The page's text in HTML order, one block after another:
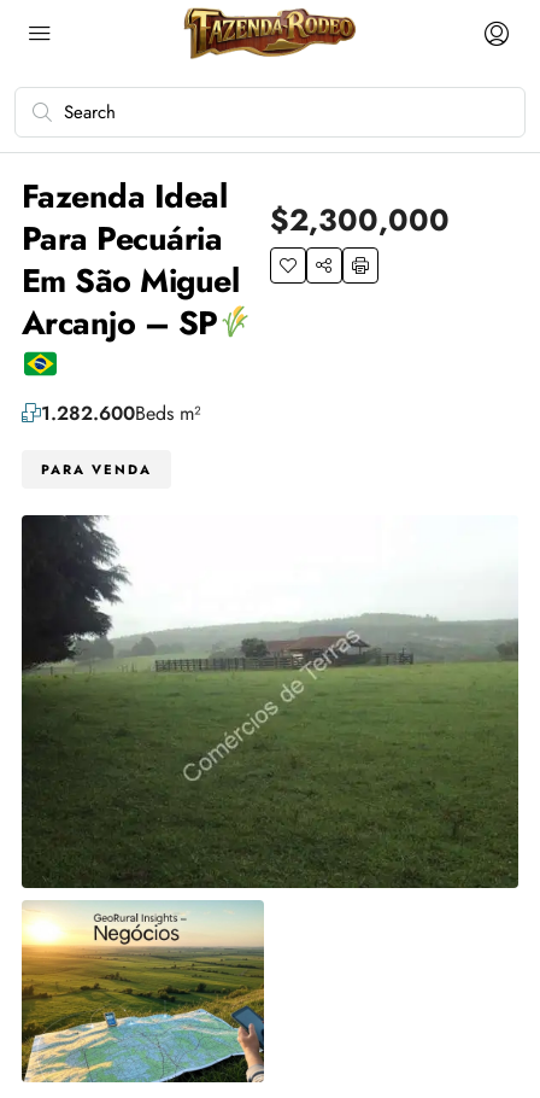
Fazenda Ideal
Para Pecuária
Em São Miguel
Arcanjo – SP
Beds m²
1.282.600
PARA VENDA
$2,300,000